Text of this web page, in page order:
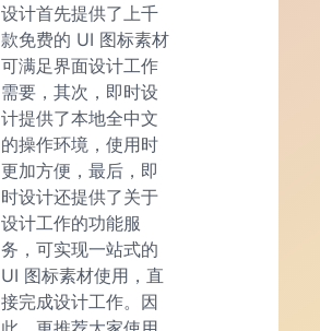
设计首先提供了上千
款免费的 UI 图标素材
可满足界面设计工作
需要，其次，即时设
计提供了本地全中文
的操作环境，使用时
更加方便，最后，即
时设计还提供了关于
设计工作的功能服
务，可实现一站式的
UI 图标素材使用，直
接完成设计工作。因